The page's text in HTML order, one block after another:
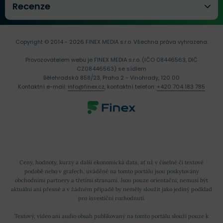
Zcash vznikl v roce 2013 – pod názvem Zerocoin –
kryptoměny je specialista na kybernetickou
bezpečnostZooko Wilcox, pod jehož vedením (v rámci
společnostiElectronic Coin Company) vývoj Zcash
spolupráci s kryptografickými odborníky mj. z
Massachusetts Institute of Technology,John Hopkins
UniversityaIsrael Institute of Technology.
Koficiálnímu spuštění blockchainua uvedení ZEC
Recenze
Ceny, hodnoty, kurzy a další ekonomická data, ať už v číselné či textové
podobě nebo v grafech, uváděné na tomto portálu jsou poskytovány
obchodními partnery a třetími stranami. Jsou pouze orientační, nemusí být
aktuální ani přesné a v žádném případě by neměly sloužit jako jediný podklad
pro investiční rozhodnutí.
Textový, video ani audio obsah publikovaný na tomto portálu slouží pouze k
Copyright © 2014 - 2026 FINEX MEDIA s.r.o.Všechna práva vyhrazena.
Provozovatelem webu je FINEX MEDIA s.r.o. (IČO 08446563, DIČ
CZ08446563) se sídlem
Bělehradská 858/23, Praha 2 - Vinohrady, 120 00
Kontaktní e-mail: info@finex.cz, kontaktní telefon: +420 704 183 785